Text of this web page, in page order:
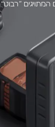
המתויגים “רבוט”